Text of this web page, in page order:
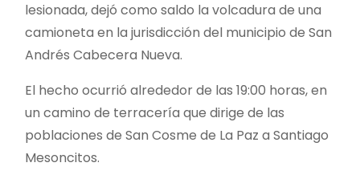
lesionada, dejó como saldo la volcadura de una
camioneta en la jurisdicción del municipio de San
Andrés Cabecera Nueva.
El hecho ocurrió alrededor de las 19:00 horas, en
un camino de terracería que dirige de las
poblaciones de San Cosme de La Paz a Santiago
Mesoncitos.